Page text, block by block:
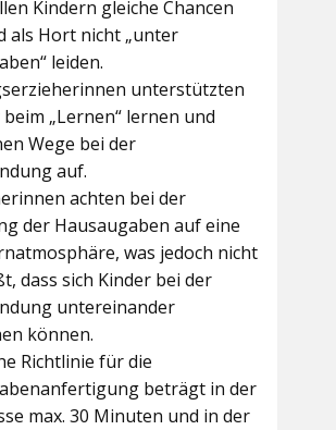
Kindern gleiche Chancen
als Hort nicht „unter
leiden.
unterstützten
„Lernen“ lernen und
Wege bei der
auf.
achten bei der
der Hausaugaben auf eine
was jedoch nicht
dass sich Kinder bei der
untereinander
können.
Richtlinie für die
beträgt in der
max. 30 Minuten und in der